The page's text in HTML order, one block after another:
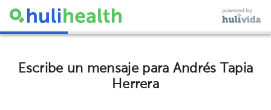
Escribe un mensaje para Andrés Tapia
Herrera